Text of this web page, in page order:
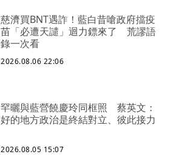
慈濟買BNT遇詐！藍白昔嗆政府擋疫
苗「必遭天譴」迴力鏢來了 荒謬語
錄一次看
2026.08.06 22:06
罕曬與藍營饒慶玲同框照 蔡英文：
好的地方政治是終結對立、彼此接力
2026.08.05 15:07